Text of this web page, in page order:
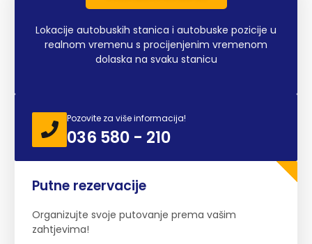
Lokacije autobuskih stanica i autobuske pozicije u
realnom vremenu s procijenjenim vremenom
dolaska na svaku stanicu
Pozovite za više informacija!
036 580 - 210
Putne rezervacije
Organizujte svoje putovanje prema vašim
zahtjevima!